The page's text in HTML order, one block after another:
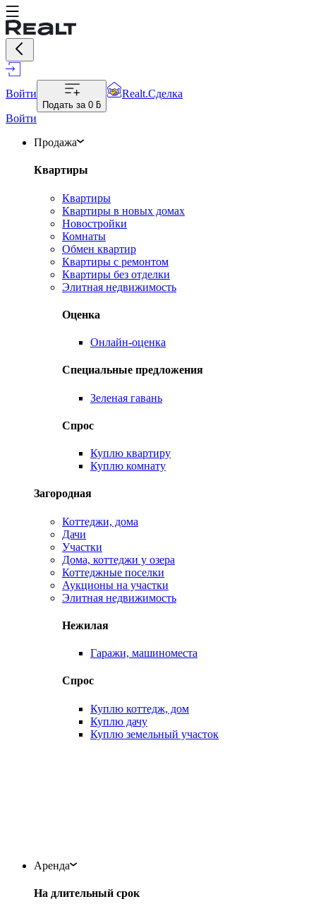
Войти
Подать за 0 ƃ
Realt.Сделка
Войти
Продажа
Квартиры
Квартиры
Квартиры в новых домах
Новостройки
Комнаты
Обмен квартир
Квартиры с ремонтом
Квартиры без отделки
Элитная недвижимость
Оценка
Онлайн-оценка
Специальные предложения
Зеленая гавань
Спрос
Куплю квартиру
Куплю комнату
Загородная
Коттеджи, дома
Дачи
Участки
Дома, коттеджи у озера
Коттеджные поселки
Аукционы на участки
Элитная недвижимость
Нежилая
Гаражи, машиноместа
Спрос
Куплю коттедж, дом
Куплю дачу
Куплю земельный участок
Аренда
На длительный срок